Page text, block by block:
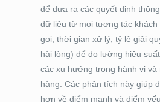
để đưa ra các quyết định
dữ liệu từ mọi tương tác
gọi, thời gian xử lý, tỷ lệ giải
hài lòng) để đo lường hiệu
các xu hướng trong hành vi và
hàng. Các phân tích này giúp
hơn về điểm mạnh và điểm